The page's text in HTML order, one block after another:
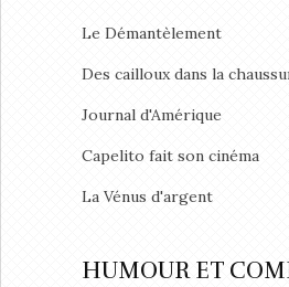
Le Démantèlement
Des cailloux dans la
Journal d'Amérique
Capelito fait son cinéma
La Vénus d'argent
HUMOUR ET